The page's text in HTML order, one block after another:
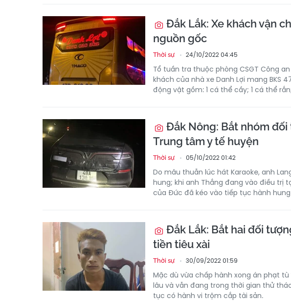
Đắk Lắk: Xe khách vận
nguồn gốc
Thời sự 24/10/2022 04:45
Tổ tuần tra thuộc phòng CSGT Công
khách của nhà xe Danh Lợi mang BKS
động vật gồm: 1 cá thể cầy; 1 cá thể
Đắk Nông: Bắt nhóm
Trung tâm y tế huyện
Thời sự 05/10/2022 01:42
Do mâu thuẫn lúc hát Karaoke, anh
hung; khi anh Thắng đang vào điều trị
của Đức đã kéo vào tiếp tục hành
Đắk Lắk: Bắt hai đối
tiền tiêu xài
Thời sự 30/09/2022 01:59
Mặc dù vừa chấp hành xong án phạt
lâu và vẫn đang trong thời gian thử
tục có hành vi trộm cắp tài sản.